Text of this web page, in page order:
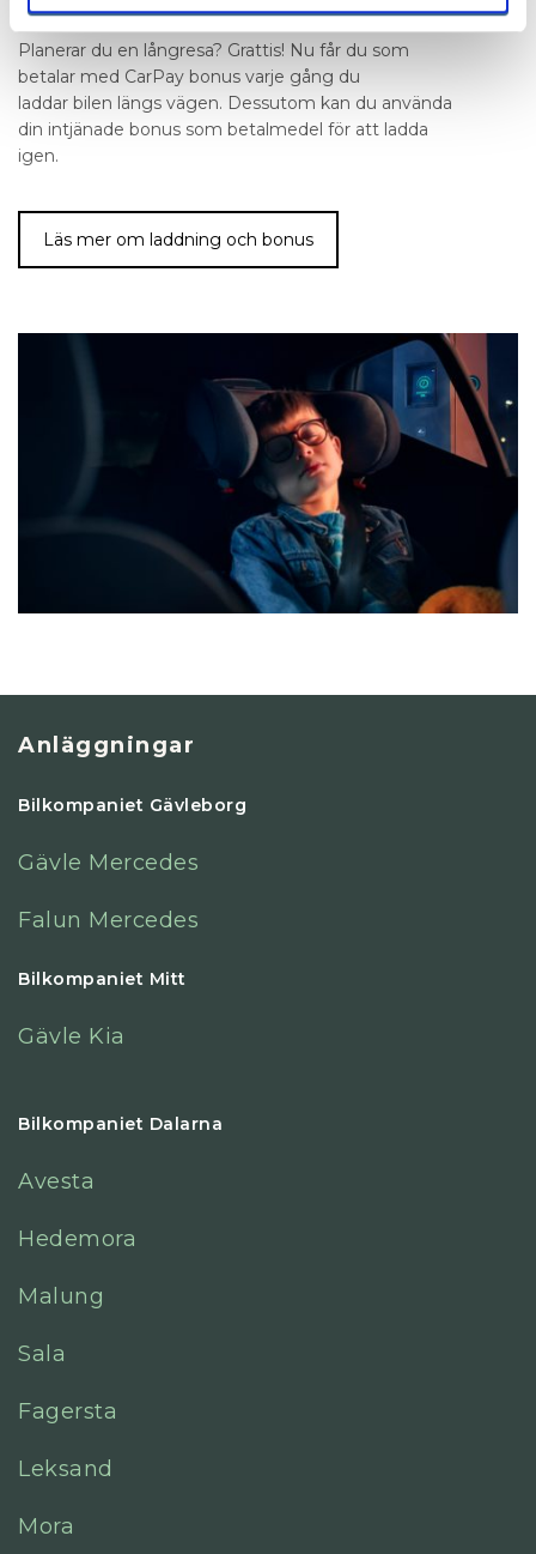
Planerar du en långresa? Grattis! Nu får du som
betalar med CarPay bonus varje gång du
laddar bilen längs vägen. Dessutom kan du använda
din intjänade bonus som betalmedel för att ladda
igen.
Läs mer om laddning och bonus
Anläggningar
Bilkompaniet Gävleborg
Gävle Mercedes
Falun Mercedes
Bilkompaniet Mitt
Gävle Kia
Bilkompaniet Dalarna
Avesta
Hedemora
Malung
Sala
Fagersta
Leksand
Mora